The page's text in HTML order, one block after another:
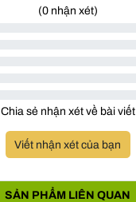
(0nhận xét)
Chia sẻ nhận xét về bài viết
Viết nhận xét của bạn
SẢN PHẨM LIÊN QUAN